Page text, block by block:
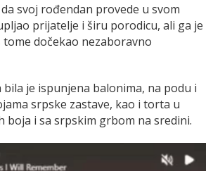
svoj rođendan provede u svom
prijatelje i širu porodicu, ali ga je
dočekao nezaboravno
bila je ispunjena balonima, na podu i
srpske zastave, kao i torta u
boja i sa srpskim grbom na sredini.